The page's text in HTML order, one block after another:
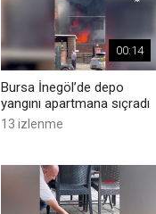
00:14
Bursa İnegöl’de depo
yangını apartmana sıçradı
13 izlenme